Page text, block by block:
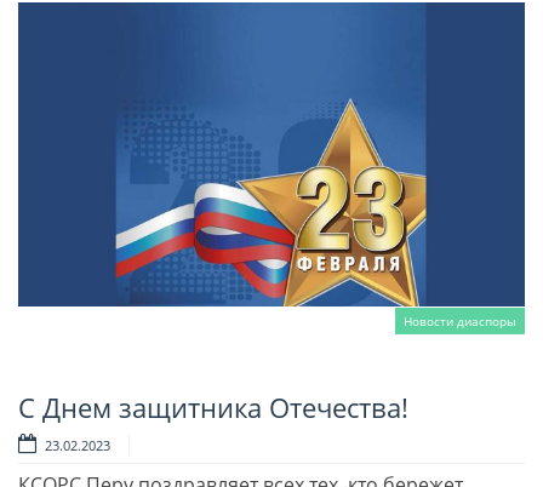
Новости диаспоры
Читать далее
С Днем защитника Отечества!
23.02.2023